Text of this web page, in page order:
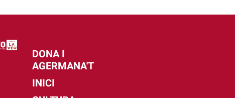
DONA I
AGERMANA'T
INICI